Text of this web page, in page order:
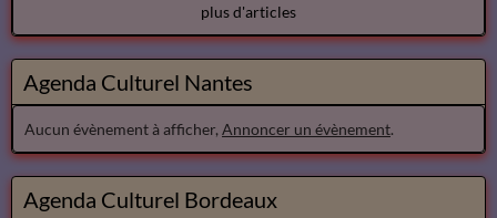
plus d'articles
Agenda Culturel Nantes
Aucun évènement à afficher, Annoncer un évènement.
Agenda Culturel Bordeaux